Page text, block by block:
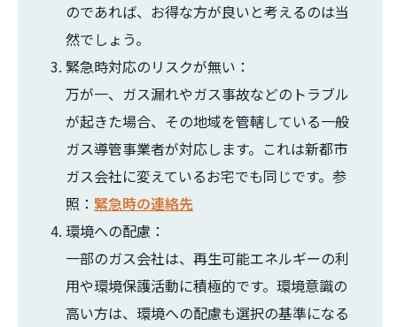
のであれば、お得な方が良いと考えるのは当
然でしょう。
緊急時対応のリスクが無い：
万が一、ガス漏れやガス事故などのトラブル
が起きた場合、その地域を管轄している一般
ガス導管事業者が対応します。これは新都市
ガス会社に変えているお宅でも同じです。参
照： 緊急時の連絡先
環境への配慮：
一部のガス会社は、再生可能エネルギーの利
用や環境保護活動に積極的です。環境意識の
高い方は、環境への配慮も選択の基準になる